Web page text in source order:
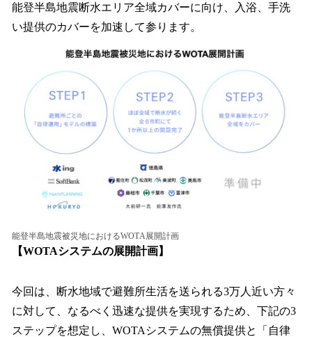
能登半島地震断水エリア全域カバーに向け、入浴、手洗
い提供のカバーを加速して参ります。
能登半島地震被災地におけるWOTA展開計画
【WOTAシステムの展開計画】
今回は、断水地域で避難所生活を送られる3万人近い方々
に対して、なるべく迅速な提供を実現するため、下記の3
ステップを想定し、WOTAシステムの無償提供と「自律